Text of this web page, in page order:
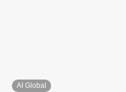
AI Global